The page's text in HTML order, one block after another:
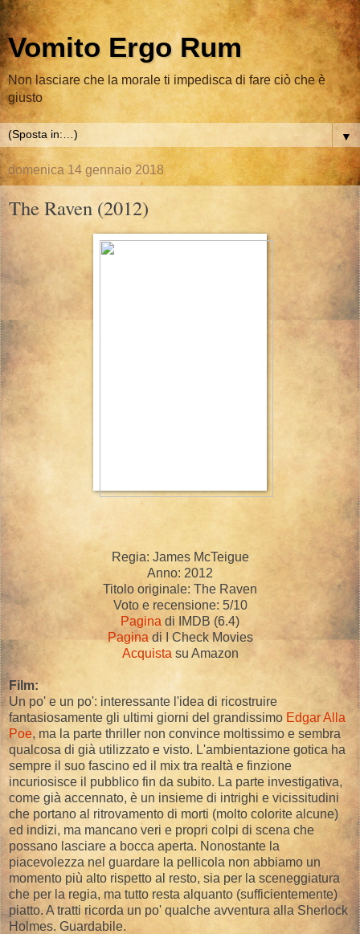
Vomito Ergo Rum
Non lasciare che la morale ti impedisca di fare ciò che è
giusto
▼
domenica 14 gennaio 2018
The Raven (2012)
Regia: James McTeigue
Anno: 2012
Titolo originale: The Raven
Voto e recensione: 5/10
Pagina di IMDB (6.4)
Paginadi I Check Movies
Acquista su Amazon
Film:
Un po' e un po': interessante l'idea di ricostruire
fantasiosamente gli ultimi giorni del grandissimo Edgar Alla
Poe, ma la parte thriller non convince moltissimo e sembra
qualcosa di già utilizzato e visto. L'ambientazione gotica ha
sempre il suo fascino ed il mix tra realtà e finzione
incuriosisce il pubblico fin da subito. La parte investigativa,
come già accennato, è un insieme di intrighi e vicissitudini
che portano al ritrovamento di morti (molto colorite alcune)
ed indizi, ma mancano veri e propri colpi di scena che
possano lasciare a bocca aperta. Nonostante la
piacevolezza nel guardare la pellicola non abbiamo un
momento più alto rispetto al resto, sia per la sceneggiatura
che per la regia, ma tutto resta alquanto (sufficientemente)
piatto. A tratti ricorda un po' qualche avventura alla Sherlock
Holmes. Guardabile.